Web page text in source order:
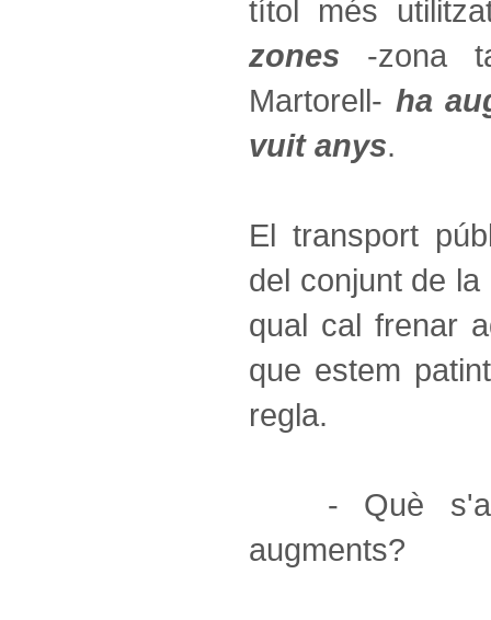
títol més
zones -zona
Martorell- ha
vuit anys.
El transport
del conjunt de
qual cal frenar
que estem
regla.
- Què
augments?